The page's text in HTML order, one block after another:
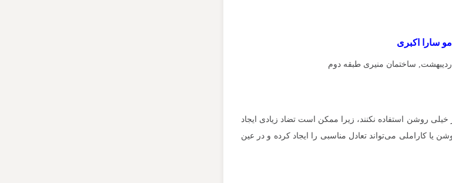
سارا اکبری
خیلی روشن استفاده نکنند، زیرا ممکن است تضاد زیادی ایجاد
یا کاراملی می‌تواند تعادل مناسبی را ایجاد کرده و در عین